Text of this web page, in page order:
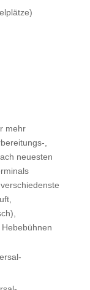
mehr
,
neuesten